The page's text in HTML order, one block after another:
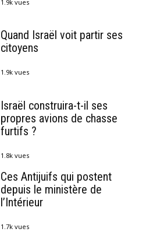
1.9k vues
Quand Israël voit partir ses
citoyens
1.9k vues
Israël construira-t-il ses
propres avions de chasse
furtifs ?
1.8k vues
Ces Antijuifs qui postent
depuis le ministère de
l’Intérieur
1.7k vues